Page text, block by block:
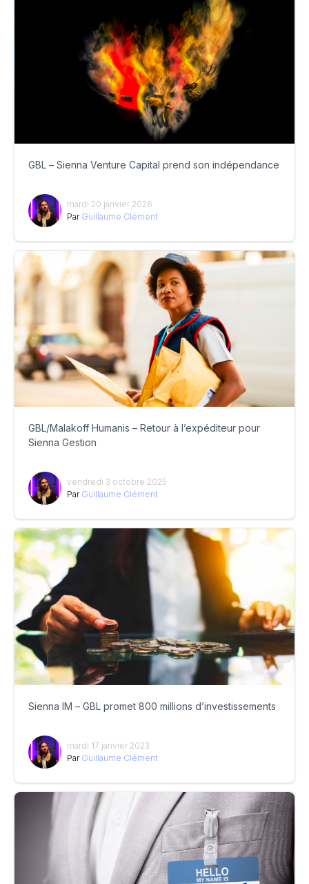
GBL – Sienna Venture Capital prend son indépendance
mardi 20 janvier 2026
Par Guillaume Clément
GBL/Malakoff Humanis – Retour à l’expéditeur pour
Sienna Gestion
vendredi 3 octobre 2025
Par Guillaume Clément
Sienna IM – GBL promet 800 millions d’investissements
mardi 17 janvier 2023
Par Guillaume Clément